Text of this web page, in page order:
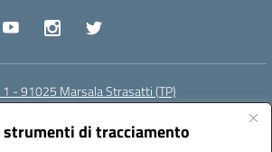
di tracciamento
1 - 91025 Marsala Strasatti (TP)
(PEC):tpic81600v@pec.istruzione.it